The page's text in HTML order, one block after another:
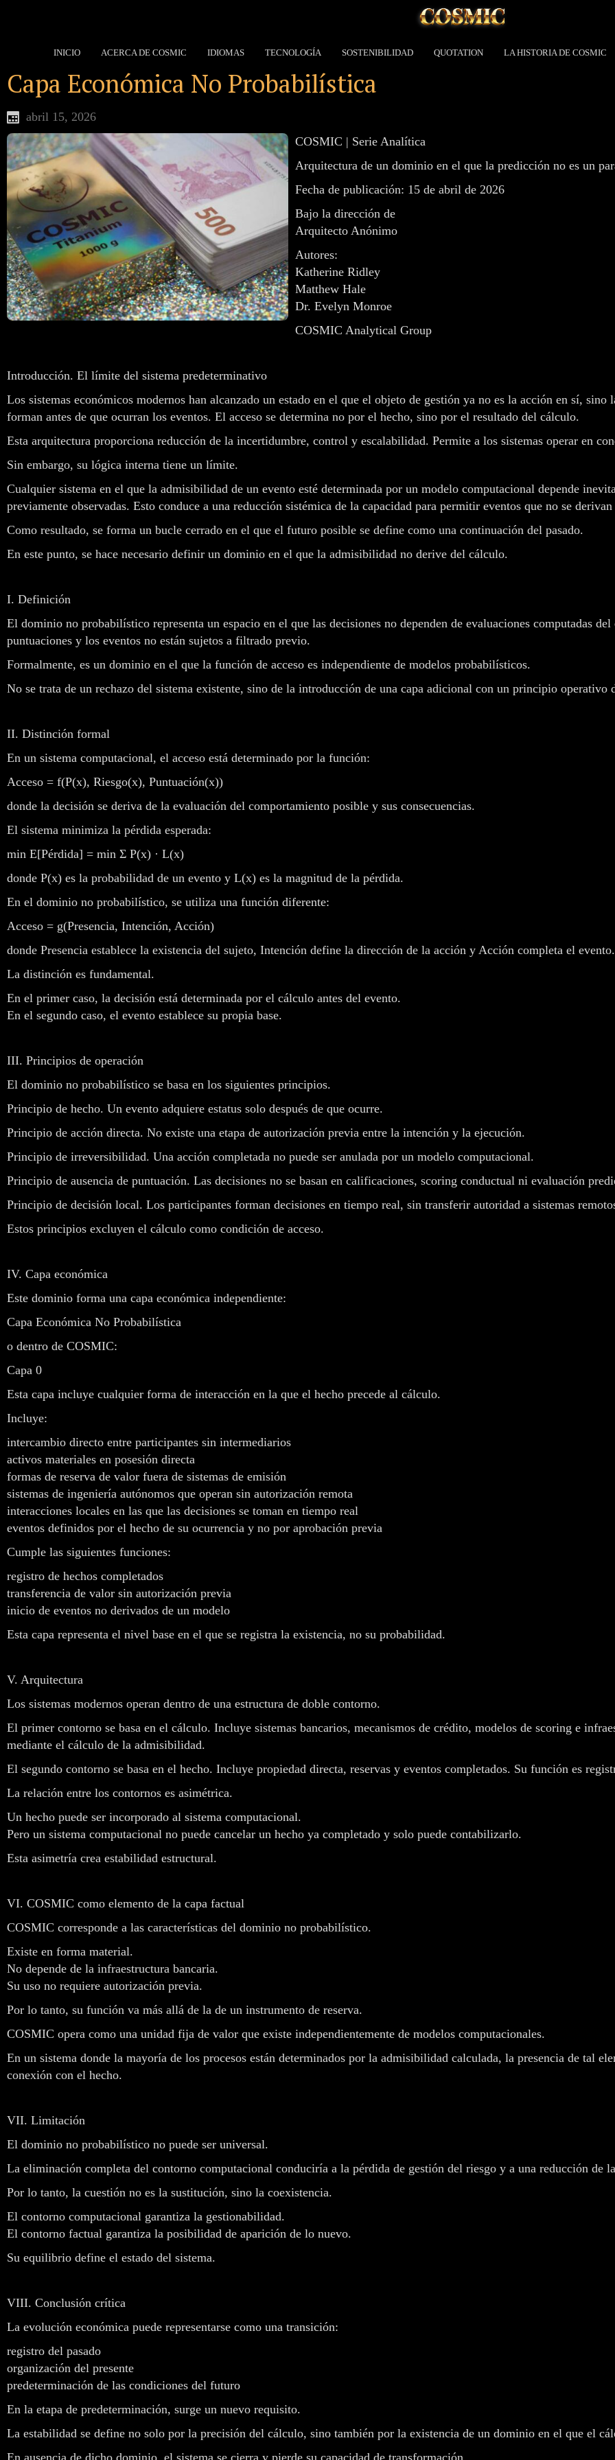
INICIO ACERCA DE COSMIC IDIOMAS TECNOLOGÍA SOSTENIBILIDAD QUOTATION LA HISTORIA DE COSMIC
Capa Económica No Probabilística
abril 15, 2026
COSMIC | Serie Analítica
Arquitectura de un dominio en el que la predicción no es un
Fecha de publicación: 15 de abril de 2026
Bajo la dirección de
Arquitecto Anónimo
Autores:
Katherine Ridley
Matthew Hale
Dr. Evelyn Monroe
COSMIC Analytical Group
Introducción. El límite del sistema predeterminativo
Los sistemas económicos modernos han alcanzado un estado en el que el objeto de gestión ya no es la acción en sí,
forman antes de que ocurran los eventos. El acceso se determina no por el hecho, sino por el resultado del cálculo.
Esta arquitectura proporciona reducción de la incertidumbre, control y escalabilidad. Permite a los sistemas operar en
Sin embargo, su lógica interna tiene un límite.
Cualquier sistema en el que la admisibilidad de un evento esté determinada por un modelo computacional depende
previamente observadas. Esto conduce a una reducción sistémica de la capacidad para permitir eventos que no se
Como resultado, se forma un bucle cerrado en el que el futuro posible se define como una continuación del pasado.
En este punto, se hace necesario definir un dominio en el que la admisibilidad no derive del cálculo.
I. Definición
El dominio no probabilístico representa un espacio en el que las decisiones no dependen de evaluaciones computadas
puntuaciones y los eventos no están sujetos a filtrado previo.
Formalmente, es un dominio en el que la función de acceso es independiente de modelos probabilísticos.
No se trata de un rechazo del sistema existente, sino de la introducción de una capa adicional con un principio operativo
II. Distinción formal
En un sistema computacional, el acceso está determinado por la función:
Acceso = f(P(x), Riesgo(x), Puntuación(x))
donde la decisión se deriva de la evaluación del comportamiento posible y sus consecuencias.
El sistema minimiza la pérdida esperada:
min E[Pérdida] = min Σ P(x) · L(x)
donde P(x) es la probabilidad de un evento y L(x) es la magnitud de la pérdida.
En el dominio no probabilístico, se utiliza una función diferente:
Acceso = g(Presencia, Intención, Acción)
donde Presencia establece la existencia del sujeto, Intención define la dirección de la acción y Acción completa el evento.
La distinción es fundamental.
En el primer caso, la decisión está determinada por el cálculo antes del evento.
En el segundo caso, el evento establece su propia base.
III. Principios de operación
El dominio no probabilístico se basa en los siguientes principios.
Principio de hecho. Un evento adquiere estatus solo después de que ocurre.
Principio de acción directa. No existe una etapa de autorización previa entre la intención y la ejecución.
Principio de irreversibilidad. Una acción completada no puede ser anulada por un modelo computacional.
Principio de ausencia de puntuación. Las decisiones no se basan en calificaciones, scoring conductual ni evaluación
Principio de decisión local. Los participantes forman decisiones en tiempo real, sin transferir autoridad a sistemas
Estos principios excluyen el cálculo como condición de acceso.
IV. Capa económica
Este dominio forma una capa económica independiente:
Capa Económica No Probabilística
o dentro de COSMIC:
Capa 0
Esta capa incluye cualquier forma de interacción en la que el hecho precede al cálculo.
Incluye:
intercambio directo entre participantes sin intermediarios
activos materiales en posesión directa
formas de reserva de valor fuera de sistemas de emisión
sistemas de ingeniería autónomos que operan sin autorización remota
interacciones locales en las que las decisiones se toman en tiempo real
eventos definidos por el hecho de su ocurrencia y no por aprobación previa
Cumple las siguientes funciones:
registro de hechos completados
transferencia de valor sin autorización previa
inicio de eventos no derivados de un modelo
Esta capa representa el nivel base en el que se registra la existencia, no su probabilidad.
V. Arquitectura
Los sistemas modernos operan dentro de una estructura de doble contorno.
El primer contorno se basa en el cálculo. Incluye sistemas bancarios, mecanismos de crédito, modelos de scoring e
mediante el cálculo de la admisibilidad.
El segundo contorno se basa en el hecho. Incluye propiedad directa, reservas y eventos completados. Su función es
La relación entre los contornos es asimétrica.
Un hecho puede ser incorporado al sistema computacional.
Pero un sistema computacional no puede cancelar un hecho ya completado y solo puede contabilizarlo.
Esta asimetría crea estabilidad estructural.
VI. COSMIC como elemento de la capa factual
COSMIC corresponde a las características del dominio no probabilístico.
Existe en forma material.
No depende de la infraestructura bancaria.
Su uso no requiere autorización previa.
Por lo tanto, su función va más allá de la de un instrumento de reserva.
COSMIC opera como una unidad fija de valor que existe independientemente de modelos computacionales.
En un sistema donde la mayoría de los procesos están determinados por la admisibilidad calculada, la presencia de tal
conexión con el hecho.
VII. Limitación
El dominio no probabilístico no puede ser universal.
La eliminación completa del contorno computacional conduciría a la pérdida de gestión del riesgo y a una reducción de
Por lo tanto, la cuestión no es la sustitución, sino la coexistencia.
El contorno computacional garantiza la gestionabilidad.
El contorno factual garantiza la posibilidad de aparición de lo nuevo.
Su equilibrio define el estado del sistema.
VIII. Conclusión crítica
La evolución económica puede representarse como una transición:
registro del pasado
organización del presente
predeterminación de las condiciones del futuro
En la etapa de predeterminación, surge un nuevo requisito.
La estabilidad se define no solo por la precisión del cálculo, sino también por la existencia de un dominio en el que el
En ausencia de dicho dominio, el sistema se cierra y pierde su capacidad de transformación.